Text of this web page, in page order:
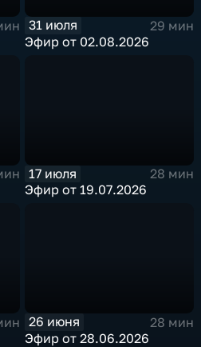
31 июля
29 мин
Эфир от 02.08.2026
17 июля
28 мин
Эфир от 19.07.2026
26 июня
28 мин
Эфир от 28.06.2026